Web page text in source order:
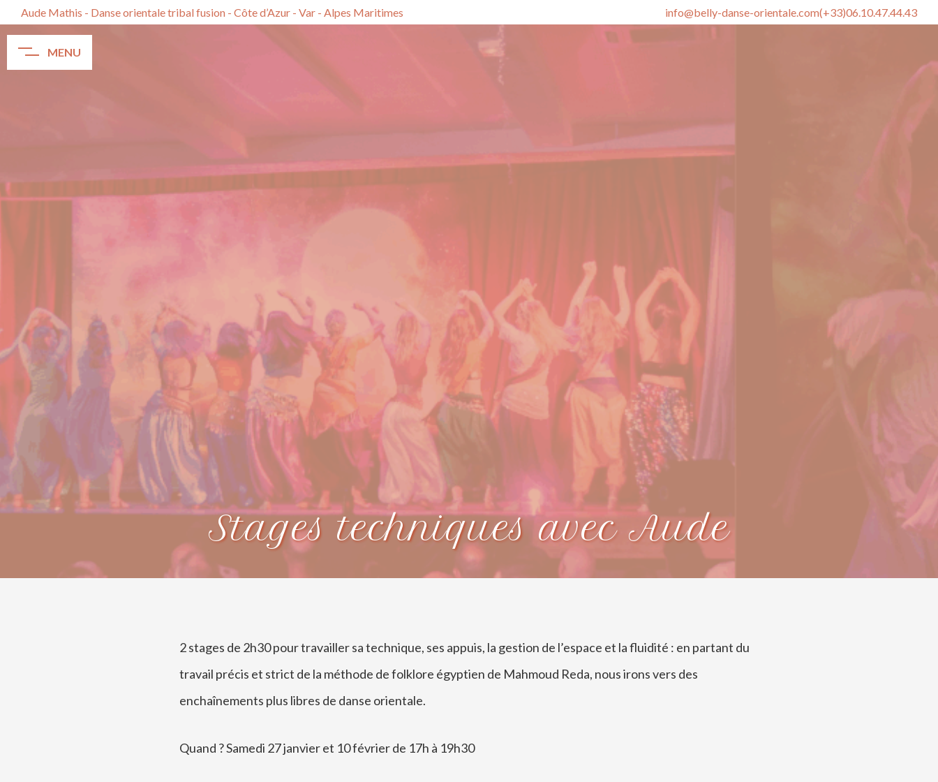
Prestations
Aude Mathis - Danse orientale tribal fusion - Côte d’Azur - Var - Alpes Maritimes info@belly-danse-orientale.com(+33)06.10.47.44.43
MENU
Stages techniques avec Aude
2 stages de 2h30 pour travailler sa technique, ses appuis, la gestion de l’espace et la fluidité : en partant du
travail précis et strict de la méthode de folklore égyptien de Mahmoud Reda, nous irons vers des
enchaînements plus libres de danse orientale.
Quand ? Samedi 27 janvier et 10 février de 17h à 19h30